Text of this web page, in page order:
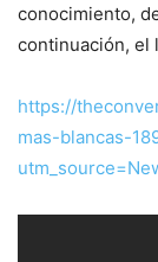
conocimiento,
continuación, el
https://
mas-blancas-